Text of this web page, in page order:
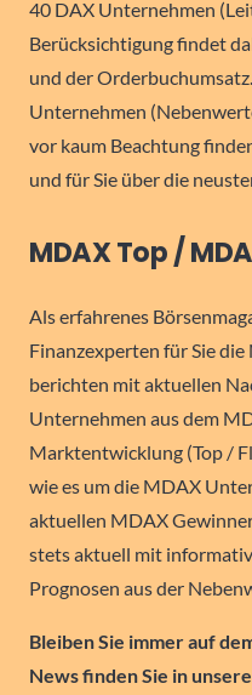
40 DAX Unternehmen
Berücksichtigung findet
und der
Unternehmen
vor kaum Beachtung
und für Sie über die
MDAX Top /
Als erfahrenes
Finanzexperten für Sie
berichten mit aktuellen
Unternehmen aus dem
Marktentwicklung (Top /
wie es um die MDAX
aktuellen MDAX
stets aktuell mit
Prognosen aus der
Bleiben Sie immer auf
News finden Sie in